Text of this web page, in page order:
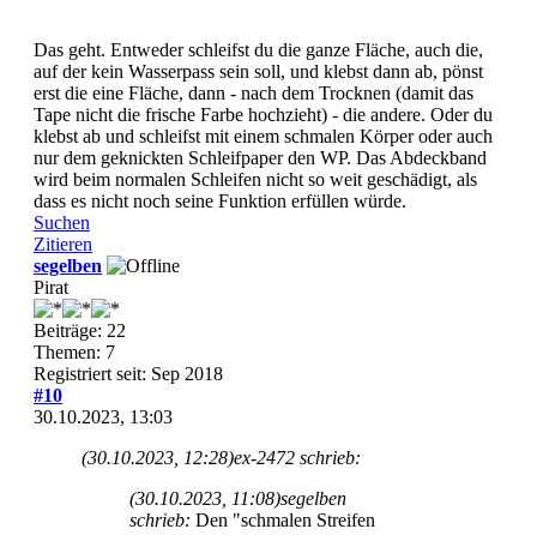
Das geht. Entweder schleifst du die ganze Fläche, auch die,
auf der kein Wasserpass sein soll, und klebst dann ab, pönst
erst die eine Fläche, dann - nach dem Trocknen (damit das
Tape nicht die frische Farbe hochzieht) - die andere. Oder du
klebst ab und schleifst mit einem schmalen Körper oder auch
nur dem geknickten Schleifpaper den WP. Das Abdeckband
wird beim normalen Schleifen nicht so weit geschädigt, als
dass es nicht noch seine Funktion erfüllen würde.
Suchen
Zitieren
segelben
Pirat
Beiträge: 22
Themen: 7
Registriert seit: Sep 2018
#10
30.10.2023, 13:03
(30.10.2023, 12:28)ex-2472 schrieb:
(30.10.2023, 11:08)segelben
schrieb: Den "schmalen Streifen